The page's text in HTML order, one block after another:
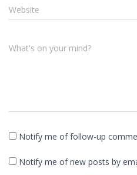
Website
What's on your mind?
Notify me of follow-up
Notify me of new posts by